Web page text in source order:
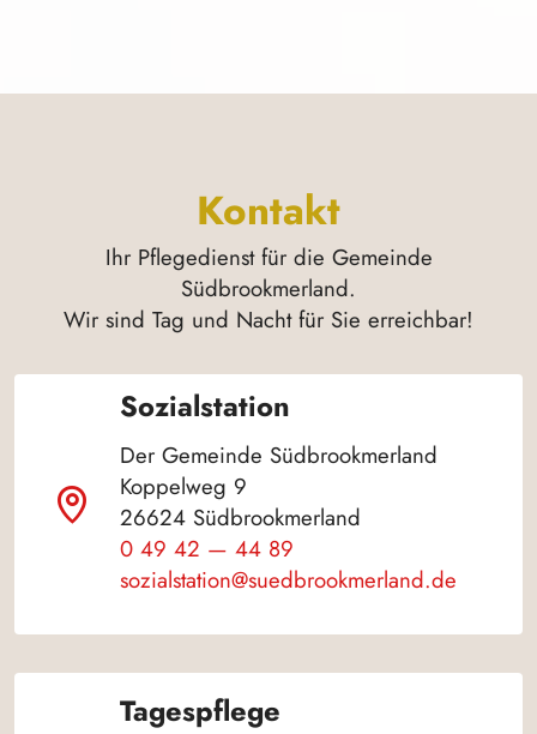
Kontakt
Ihr Pflegedienst für die Gemeinde
Südbrookmerland.
Wir sind Tag und Nacht für Sie erreichbar!
Sozialstation
Der Gemeinde Südbrookmerland
Koppelweg 9
26624 Südbrookmerland
0 49 42 — 44 89
sozialstation@suedbrookmerland.de
Tagespflege